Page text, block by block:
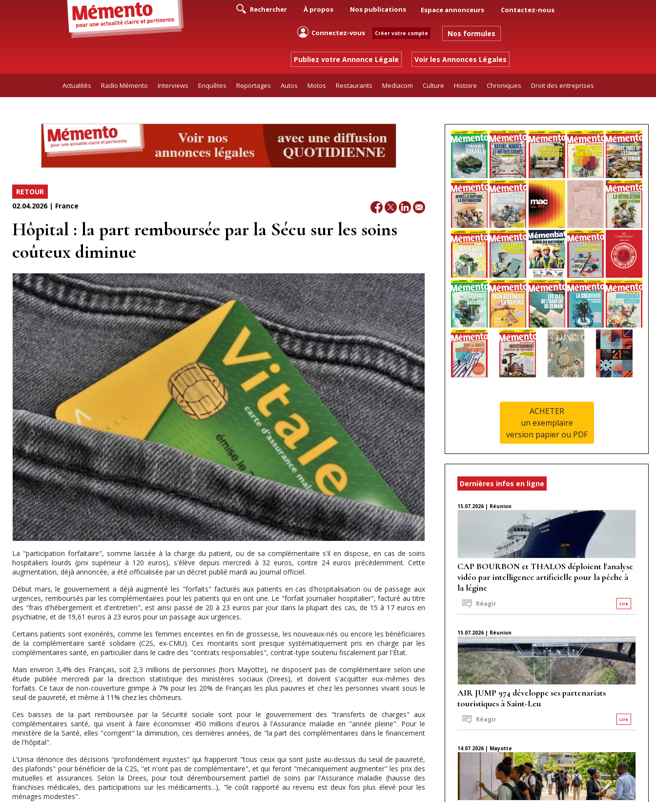
Rechercher À propos Nos publications Espace annonceurs Contactez-nous
Connectez-vous Créer votre compte Nos formules
Publiez votre Annonce Légale Voir les Annonces Légales
Actualités Radio Mémento Interviews Enquêtes Reportages Autos Motos Restaurants Mediacom Culture Histoire Chroniques Droit des entreprises
RETOUR
02.04.2026 | France
Hôpital : la part remboursée par la Sécu sur les soins
coûteux diminue
La "participation forfaitaire", somme laissée à la charge du patient, ou de sa complémentaire s'il en dispose, en cas de soins
hospitaliers lourds (prix supérieur à 120 euros), s'élève depuis mercredi à 32 euros, contre 24 euros précédemment. Cette
augmentation, déjà annoncée, a été officialisée par un décret publié mardi au Journal officiel.
Début mars, le gouvernement a déjà augmenté les "forfaits" facturés aux patients en cas d'hospitalisation ou de passage aux
urgences, remboursés par les complémentaires pour les patients qui en ont une. Le "forfait journalier hospitalier", facturé au titre
des "frais d'hébergement et d'entretien", est ainsi passé de 20 à 23 euros par jour dans la plupart des cas, de 15 à 17 euros en
psychiatrie, et de 19,61 euros à 23 euros pour un passage aux urgences.
Certains patients sont exonérés, comme les femmes enceintes en fin de grossesse, les nouveaux-nés ou encore les bénéficiaires
de la complémentaire santé solidaire (C2S, ex-CMU). Ces montants sont presque systématiquement pris en charge par les
complémentaires santé, en particulier dans le cadre des "contrats responsables", contrat-type soutenu fiscalement par l'État.
Mais environ 3,4% des Français, soit 2,3 millions de personnes (hors Mayotte), ne disposent pas de complémentaire selon une
étude publiée mercredi par la direction statistique des ministères sociaux (Drees), et doivent s'acquitter eux-mêmes des
forfaits. Ce taux de non-couverture grimpe à 7% pour les 20% de Français les plus pauvres et chez les personnes vivant sous le
seuil de pauvreté, et même à 11% chez les chômeurs.
Ces baisses de la part remboursée par la Sécurité sociale sont pour le gouvernement des "transferts de charges" aux
complémentaires santé, qui visent à faire économiser 450 millions d'euros à l'Assurance maladie en "année pleine". Pour le
ministère de la Santé, elles "corrigent" la diminution, ces dernières années, de "la part des complémentaires dans le financement
de l'hôpital".
L'Unsa dénonce des décisions "profondément injustes" qui frapperont "tous ceux qui sont juste au-dessus du seuil de pauvreté,
des plafonds" pour bénéficier de la C2S, "et n'ont pas de complémentaire", et qui feront "mécaniquement augmenter" les prix des
mutuelles et assurances. Selon la Drees, pour tout déremboursement partiel de soins par l'Assurance maladie (hausse des
franchises médicales, des participations sur les médicaments...), "le coût rapporté au revenu est deux fois plus élevé pour les
ménages modestes".
ACHETER
un exemplaire
version papier ou PDF
Dernières infos en ligne
15.07.2026 | Réunion
CAP BOURBON et THALOS déploient l'analyse
vidéo par intelligence artificielle pour la pêche à
la légine
Lire
Réagir
15.07.2026 | Réunion
AIR JUMP 974 développe ses partenariats
touristiques à Saint-Leu
Lire
Réagir
14.07.2026 | Mayotte